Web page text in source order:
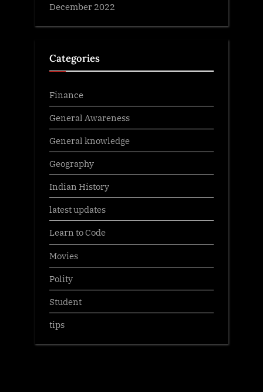
December 2022
Categories
Finance
General Awareness
General knowledge
Geography
Indian History
latest updates
Learn to Code
Movies
Polity
Student
tips